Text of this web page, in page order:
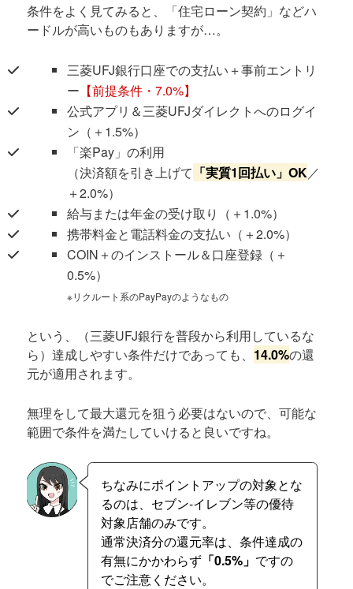
条件をよく見てみると、「住宅ローン契約」などハ
ードルが高いものもありますが…。
三菱UFJ銀行口座での支払い＋事前エントリ
ー 【前提条件・7.0%】
公式アプリ＆三菱UFJダイレクトへのログイ
ン（＋1.5%）
「楽Pay」の利用
（決済額を引き上げて 「実質1回払い」OK／
＋2.0%）
給与または年金の受け取り（＋1.0%）
携帯料金と電話料金の支払い（＋2.0%）
COIN＋のインストール＆口座登録（＋
0.5%）
※リクルート系のPayPayのようなもの
という、（三菱UFJ銀行を普段から利用しているな
ら）達成しやすい条件だけであっても、 14.0%の還
元が適用されます。
無理をして最大還元を狙う必要はないので、可能な
範囲で条件を満たしていけると良いですね。
ちなみにポイントアップの対象とな
るのは、セブン-イレブン等の優待
対象店舗のみです。
通常決済分の還元率は、条件達成の
有無にかかわらず「0.5%」 ですの
でご注意ください。